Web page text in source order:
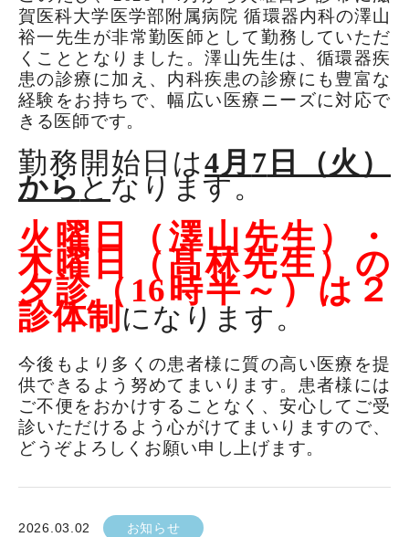
賀医科大学医学部附属病院 循環器内科の澤山
裕一先生が非常勤医師として勤務していただ
くこととなりました。澤山先生は、循環器疾
患の診療に加え、内科疾患の診療にも豊富な
経験をお持ちで、幅広い医療ニーズに対応で
きる医師です。
勤務開始日は4月 7 日（火）
からとなります。
火曜日（澤山先生）・
木曜日（髙林先生）の
夕診（ 16時半～）は２
診体制になります。
今後もより多くの患者様に質の高い医療を提
供できるよう努めてまいります。患者様には
ご不便をおかけすることなく、安心してご受
診いただけるよう心がけてまいりますので、
どうぞよろしくお願い申し上げます。
2026.03.02 お知らせ